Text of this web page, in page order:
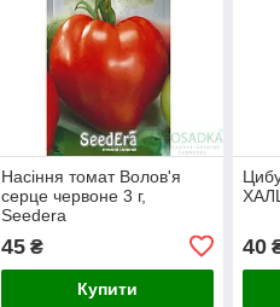
Насіння томат Волов'я
серце червоне 3 г,
Seedera
45₴
Купити
40